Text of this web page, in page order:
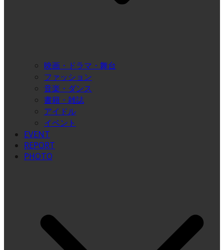
映画・ドラマ・舞台
ファッション
音楽・ダンス
書籍・雑誌
アイドル
イベント
EVENT
REPORT
PHOTO